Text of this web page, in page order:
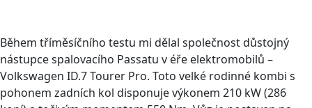
Během tříměsíčního testu mi dělal společnost důstojný
nástupce spalovacího Passatu v éře elektromobilů –
Volkswagen ID.7 Tourer Pro. Toto velké rodinné kombi s
pohonem zadních kol disponuje výkonem 210 kW (286